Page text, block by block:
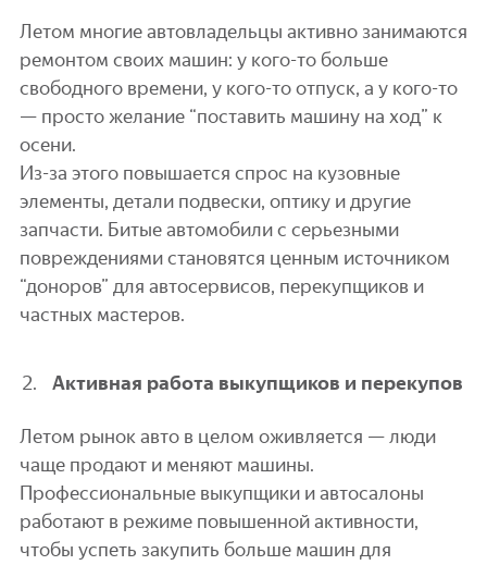
Летом многие автовладельцы активно занимаются
ремонтом своих машин: у кого-то больше
свободного времени, у кого-то отпуск, а у кого-то
— просто желание “поставить машину на ход” к
осени.
Из-за этого повышается спрос на кузовные
элементы, детали подвески, оптику и другие
запчасти. Битые автомобили с серьезными
повреждениями становятся ценным источником
“доноров” для автосервисов, перекупщиков и
частных мастеров.
Активная работа выкупщиков и перекупов
Летом рынок авто в целом оживляется — люди
чаще продают и меняют машины.
Профессиональные выкупщики и автосалоны
работают в режиме повышенной активности,
чтобы успеть закупить больше машин для